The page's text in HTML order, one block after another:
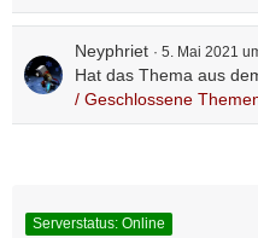
Neyphriet 5. Mai 2021
Hat das Thema aus
/ Geschlossene
Serverstatus: Online